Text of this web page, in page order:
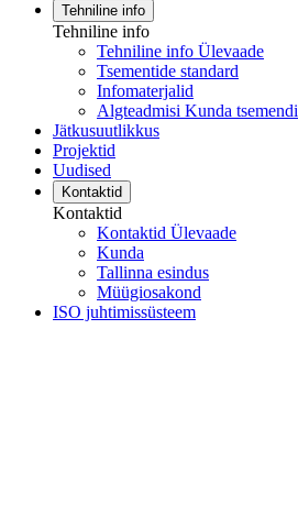
Tehniline info
Tehniline info
Tehniline info Ülevaade
Tsementide standard
Infomaterjalid
Algteadmisi Kunda
Jätkusuutlikkus
Projektid
Uudised
Kontaktid
Kontaktid
Kontaktid Ülevaade
Kunda
Tallinna esindus
Müügiosakond
ISO juhtimissüsteem